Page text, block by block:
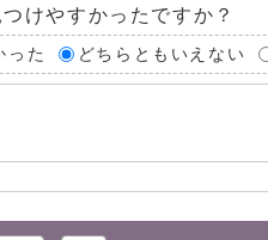
けやすかったですか？
った どちらともいえない